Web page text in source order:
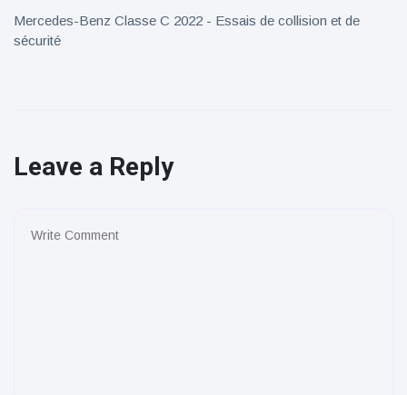
Mercedes-Benz Classe C 2022 - Essais de collision et de
sécurité
Leave a Reply